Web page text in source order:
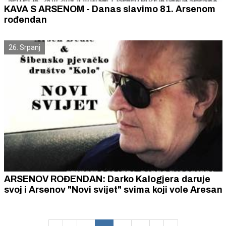
KAVA S ARSENOM - Danas slavimo 81. Arsenom
rođendan
26. Srpanj
ARSENOV ROĐENDAN: Darko Kalogjera daruje
svoj i Arsenov "Novi svijet" svima koji vole Aresan